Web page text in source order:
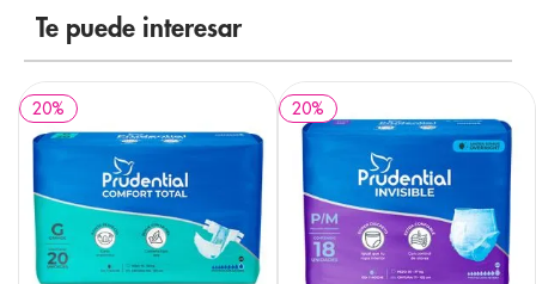
Te puede interesar
20% 20%